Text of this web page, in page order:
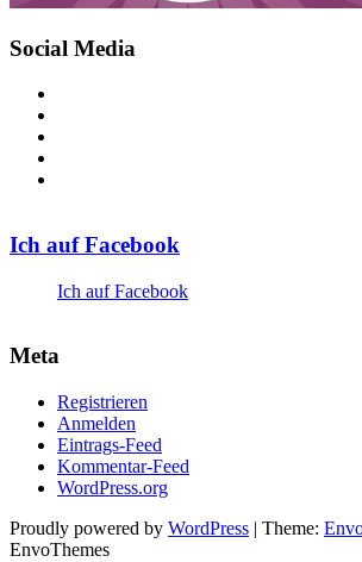
Social Media
anzeigen
Pinterest
auf
anzeigen
Ich auf Facebook
Ich auf Facebook
Meta
Registrieren
Anmelden
Eintrags-Feed
Kommentar-Feed
WordPress.org
Proudly powered by WordPress | Theme:
EnvoThemes